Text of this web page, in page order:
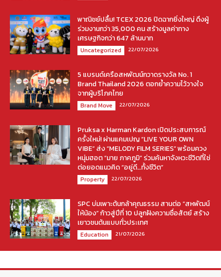
พาณิชย์ปลื้ม! TCEX 2026 ปิดฉากยิ่งใหญ่ ดึงผู้
ร่วมงานกว่า 35,000 คน สร้างมูลค่าทาง
เศรษฐกิจกว่า 647 ล้านบาท
Uncategorized 22/07/2026
5 แบรนด์เครือสหพัฒน์กวาดรางวัล No. 1
Brand Thailand 2026 ตอกย้ำความไว้วางใจ
จากผู้บริโภคไทย
Brand Move 22/07/2026
Pruksa x Harman Kardon เปิดประสบการณ์
ครั้งใหม่! ผ่านแคมเปญ “LIVE YOUR OWN
VIBE” ส่ง “MELODY FILM SERIES” พร้อมควง
หนุ่มฮอต “มาย ภาคภูมิ” ร่วมค้นหาจังหวะชีวิตที่ใช่
ต่อยอดแนวคิด “อยู่ดี…ทั้งชีวิต”
Property 22/07/2026
SPC บ่มเพาะต้นกล้าคุณธรรม สานต่อ “สหพัฒน์
ให้น้อง” ก้าวสู่ปีที่ 10 ปลูกฝังความซื่อสัตย์ สร้าง
เยาวชนต้นแบบทั่วประเทศ
Education 21/07/2026